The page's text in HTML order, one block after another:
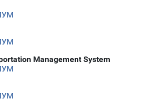
Management System